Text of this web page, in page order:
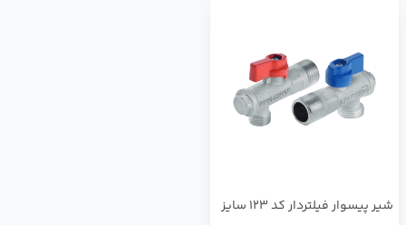
شیر پیسوار فیلتردار کد 123 سایز